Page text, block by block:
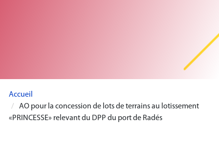
Accueil
AO pour la concession de lots de terrains au lotissement
«PRINCESSE» relevant du DPP du port de Radés